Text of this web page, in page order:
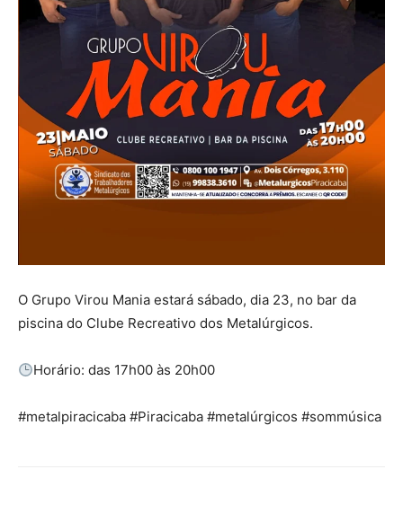
O Grupo Virou Mania estará sábado, dia 23, no bar da
piscina do Clube Recreativo dos Metalúrgicos.
Horário: das 17h00 às 20h00
#metalpiracicaba #Piracicaba #metalúrgicos #sommúsica